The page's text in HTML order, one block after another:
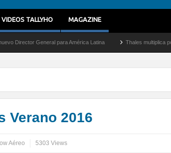
VIDEOS TALLYHO MAGAZINE
para América Latina Thales multiplica por diez su
Verano 2016
Aéreo 5303 Views